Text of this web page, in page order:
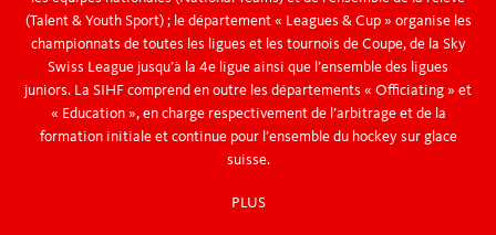
(Talent & Youth Sport) ; le département « Leagues & Cup » organise les
championnats de toutes les ligues et les tournois de Coupe, de la Sky
Swiss League jusqu’à la 4e ligue ainsi que l’ensemble des ligues
juniors. La SIHF comprend en outre les départements « Officiating » et
« Education », en charge respectivement de l’arbitrage et de la
formation initiale et continue pour l’ensemble du hockey sur glace
suisse.
PLUS